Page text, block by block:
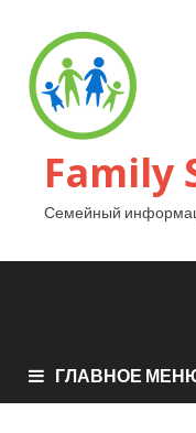
Family
Семейный
ГЛАВНОЕ